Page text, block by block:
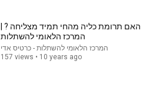
האם תרומת כליה מהחי תמיד מצליחה ? |
המרכז הלאומי להשתלות
המרכז הלאומי להשתלות - כרטיס אדי
157 views • 10 years ago